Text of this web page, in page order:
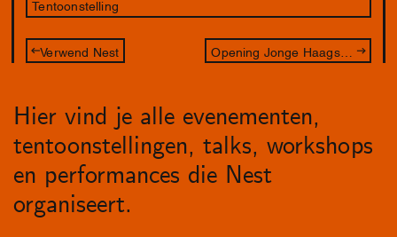
Tentoonstelling
Verwend Nest
Hier vind je alle evenementen,
tentoonstellingen, talks, workshops
en performances die Nest
organiseert.